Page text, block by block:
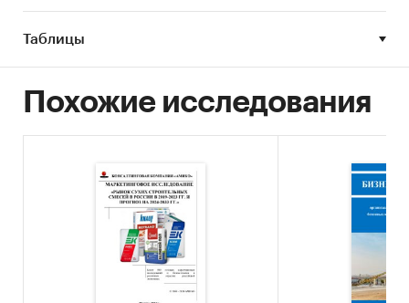
потребления (емкости рынка) грунтов в
2018-2023 гг. в натуральных и стоимостных
Структура производства грунтов разных
категорий (универсальные грунты, грунты
глубокого проникновения, специальные
грунты, бетоноконтакты, концентраты),
динамика структуры;
Доли рынка грунтов в целом и по товарным
подгруппам;
Оценка емкости и динамики рынка
Таблицы
Похожие исследования